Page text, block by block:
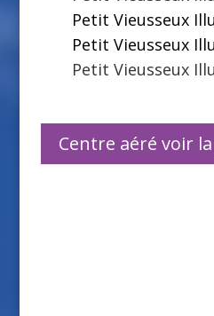
Petit Vieusseux
Petit Vieusseux
Petit Vieusseux
Centre aéré voir